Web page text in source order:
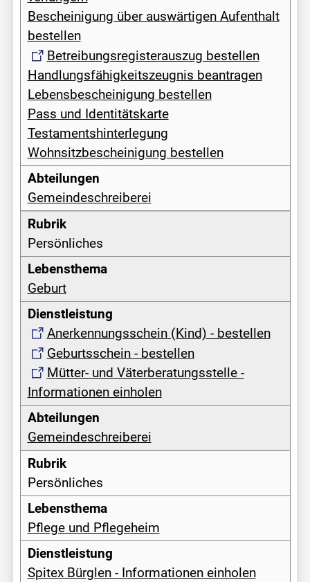
Bescheinigung über auswärtigen Aufenthalt
bestellen
Betreibungsregisterauszug bestellen
Handlungsfähigkeitszeugnis beantragen
Lebensbescheinigung bestellen
Pass und Identitätskarte
Testamentshinterlegung
Wohnsitzbescheinigung bestellen
Gemeindeschreiberei
Persönliches
Geburt
Anerkennungsschein (Kind) - bestellen
Geburtsschein - bestellen
Mütter- und Väterberatungsstelle -
Informationen einholen
Gemeindeschreiberei
Persönliches
Pflege und Pflegeheim
Spitex Bürglen - Informationen einholen